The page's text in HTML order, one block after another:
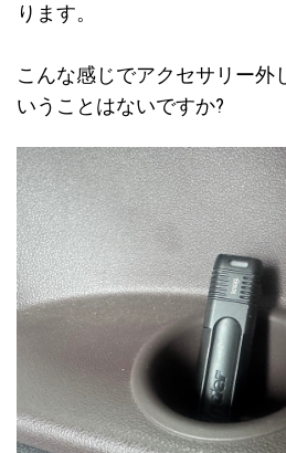
ります。
こんな感じでアクセサリー外
いうことはないですか?